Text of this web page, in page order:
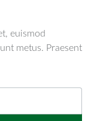
euismod
metus. Praesent